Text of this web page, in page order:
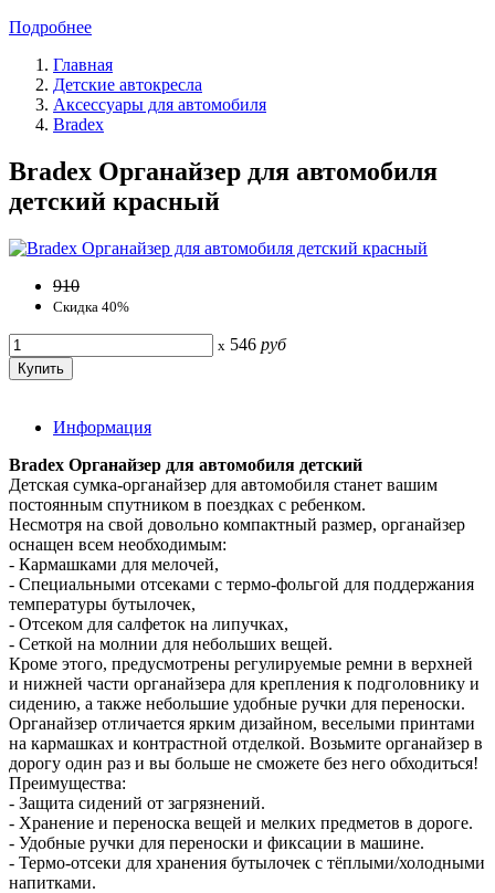
Подробнее
Главная
Детские автокресла
Аксессуары для автомобиля
Bradex
Bradex Органайзер для автомобиля
детский красный
910
Скидка 40%
x 546 руб
Информация
Bradex Органайзер для автомобиля детский
Детская сумка-органайзер для автомобиля станет вашим
постоянным спутником в поездках с ребенком.
Несмотря на свой довольно компактный размер, органайзер
оснащен всем необходимым:
- Кармашками для мелочей,
- Специальными отсеками с термо-фольгой для поддержания
температуры бутылочек,
- Отсеком для салфеток на липучках,
- Сеткой на молнии для небольших вещей.
Кроме этого, предусмотрены регулируемые ремни в верхней
и нижней части органайзера для крепления к подголовнику и
сидению, а также небольшие удобные ручки для переноски.
Органайзер отличается ярким дизайном, веселыми принтами
на кармашках и контрастной отделкой. Возьмите органайзер в
дорогу один раз и вы больше не сможете без него обходиться!
Преимущества:
- Защита сидений от загрязнений.
- Хранение и переноска вещей и мелких предметов в дороге.
- Удобные ручки для переноски и фиксации в машине.
- Термо-отсеки для хранения бутылочек с тёплыми/холодными
напитками.